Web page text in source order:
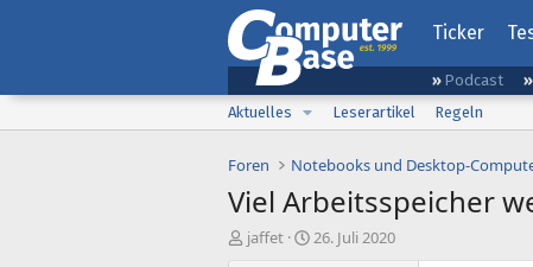
Ticker
Podcast
Aktuelles
Leserartikel Regeln
Foren Notebooks und Desktop-
Viel Arbeitsspeicher
E
jaffet
E
26. Juli 2020